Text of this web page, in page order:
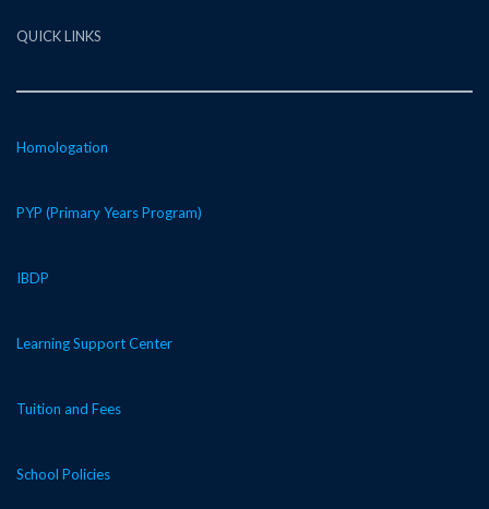
QUICK LINKS
Homologation
PYP (Primary Years Program)
IBDP
Learning Support Center
Tuition and Fees
School Policies